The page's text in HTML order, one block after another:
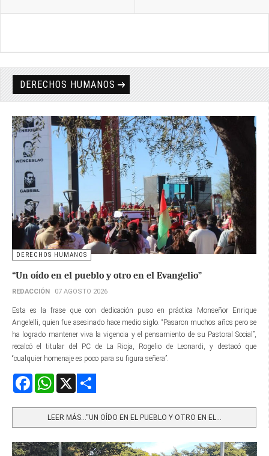
DERECHOS HUMANOS
DERECHOS HUMANOS
“Un oído en el pueblo y otro en el Evangelio”
REDACCIÓN 07 AGOSTO 2026
Esta es la frase que con dedicación puso en práctica Monseñor Enrique
Angelelli, quien fue asesinado hace medio siglo. “Pasaron muchos años pero se
ha logrado mantener viva la vigencia y el pensamiento de su Pastoral Social”,
recalcó el titular del PC de La Rioja, Rogelio de Leonardi, y destacó que
“cualquier homenaje es poco para su figura señera”.
FacebookWhatsApp
LEER MÁS…“UN OÍDO EN EL PUEBLO Y OTRO EN EL...